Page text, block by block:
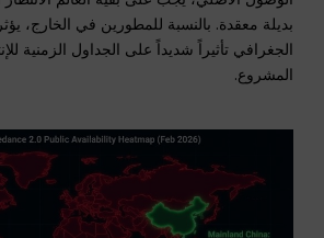
بديلة معقدة. بالنسبة للمطورين في الخارج،
الجغرافي تأثيراً شديداً على الجداول الزمنية
المشروع.